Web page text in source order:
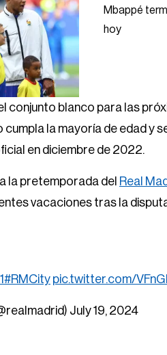
Mbappé
hoy
conjunto blanco para las
cumpla la mayoría de edad y
en diciembre de 2022.
la pretemporada del Real
vacaciones tras la
#RMCity pic.twitter.com/
July 19, 2024